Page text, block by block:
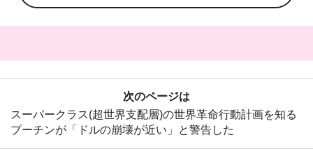
次のページは
スーパークラス(超世界支配層)の世界革命行動計画を知る
プーチンが「ドルの崩壊が近い」と警告した